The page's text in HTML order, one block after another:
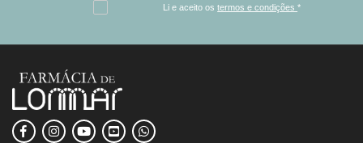
Li e aceito ostermos e condições*